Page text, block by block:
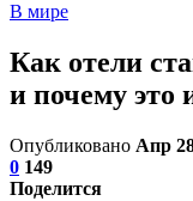
В мире
Как отели
и почему это
Опубликовано Апр
0 149
Поделится